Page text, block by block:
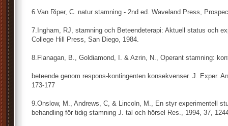
6.Van Riper, C. natur stamning - 2nd ed. Waveland Press,
7.Ingham, RJ, stamning och Beteendeterapi: Aktuell status och
College Hill Press, San Diego, 1984.
8.Flanagan, B., Goldiamond, I. & Azrin, N., Operant stamning:
beteende genom respons-kontingenten konsekvenser. J. Exper.
173-177
9.Onslow, M., Andrews, C, & Lincoln, M., En styr experimentell
behandling för tidig stamning J. tal och hörsel Res., 1994, 37,